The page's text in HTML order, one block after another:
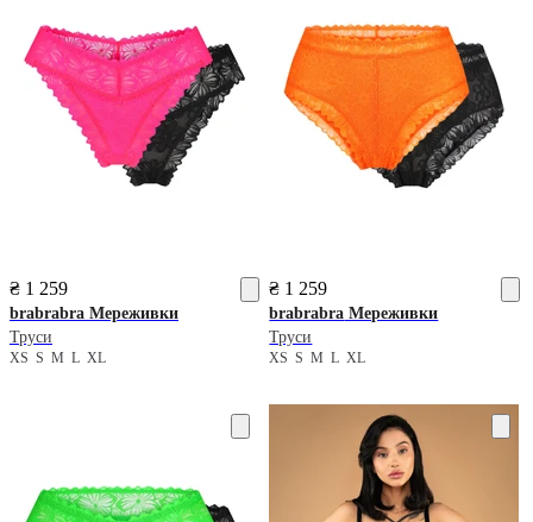
₴ 1 259
brabrabra Мереживки
Труси
XS S M L XL
₴ 1 259
brabrabra Мереживки
Труси
XSSMLXL